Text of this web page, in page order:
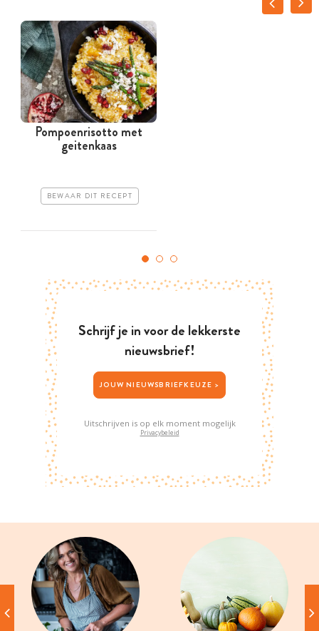
Pompoenrisotto met
geitenkaas
BEWAAR DIT RECEPT
Schrijf je in voor de lekkerste
nieuwsbrief!
JOUW NIEUWSBRIEFKEUZE >
Uitschrijven is op elk moment mogelijk
Privacybeleid